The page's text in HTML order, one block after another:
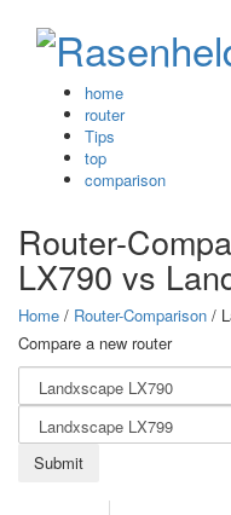
home
router
Tips
top
comparison
Router-
LX790 vs
Home / Router-Comparison /
Compare a new router